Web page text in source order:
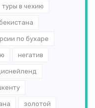
туры в чехию
по бухаре
негатив
золотой